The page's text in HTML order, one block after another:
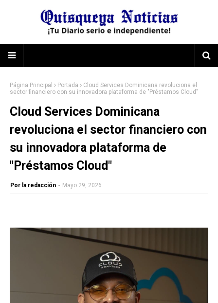
Página Principal Portada
Cloud Services Dominicana revoluciona el
sector financiero con su innovadora plataforma de "Préstamos Cloud"
Cloud Services Dominicana
revoluciona el sector financiero con
su innovadora plataforma de
"Préstamos Cloud"
Por la redacción - Mayo 29, 2026